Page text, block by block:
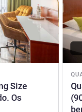
Size
Os